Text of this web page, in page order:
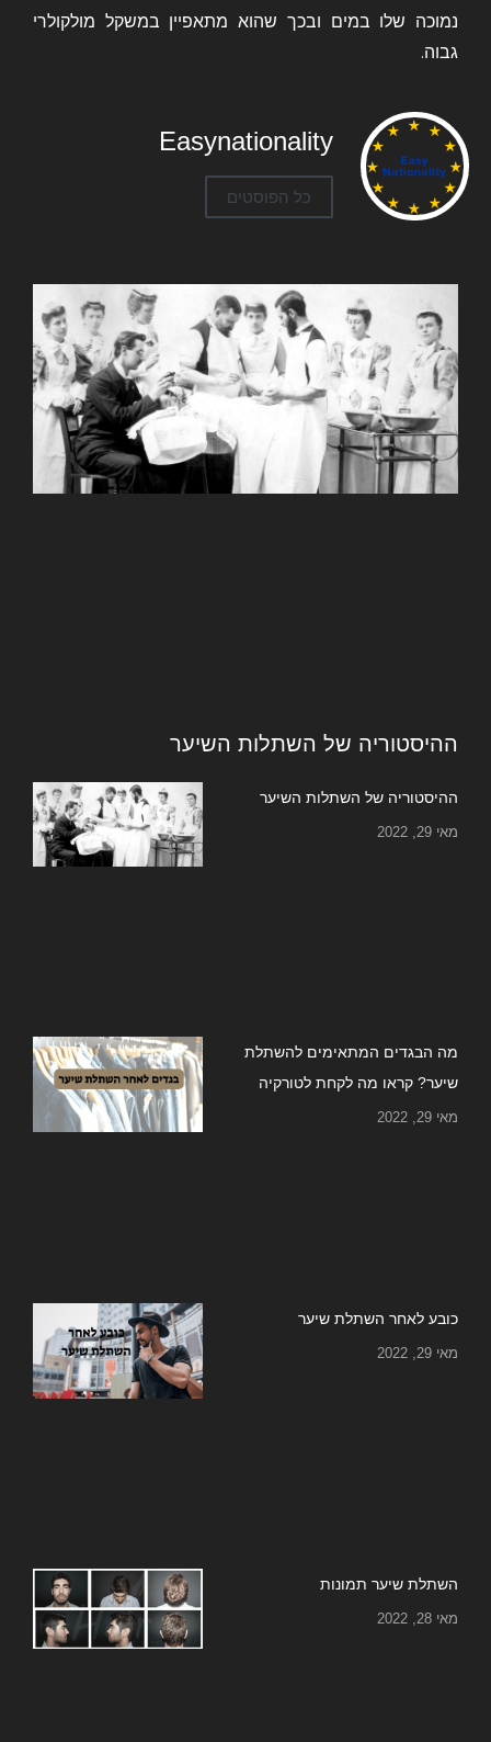
נמוכה שלו במים ובכך שהוא מתאפיין במשקל מולקולרי
גבוה.
Easynationality
כל הפוסטים
ההיסטוריה של השתלות השיער
ההיסטוריה של השתלות השיער
מאי 29, 2022
מה הבגדים המתאימים להשתלת
שיער? קראו מה לקחת לטורקיה
מאי 29, 2022
כובע לאחר השתלת שיער
מאי 29, 2022
השתלת שיער תמונות
מאי 28, 2022